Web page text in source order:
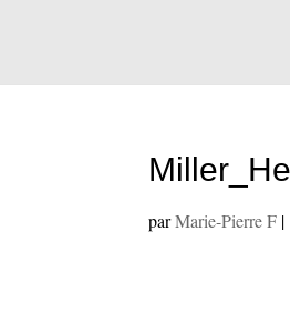
parMarie-Pierre F |